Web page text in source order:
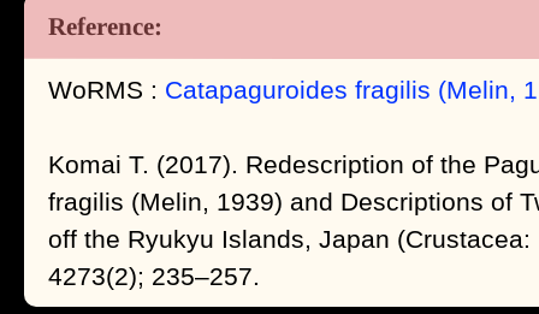
WoRMS : Catapaguroides fragilis (Melin,
Komai T. (2017). Redescription of the
fragilis (Melin, 1939) and Descriptions of
off the Ryukyu Islands, Japan
4273(2); 235–257.